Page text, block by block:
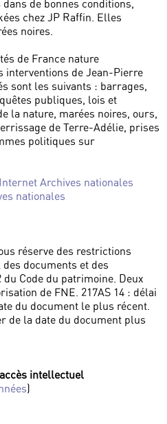
de bonnes conditions,
chez JP Raffin. Elles
noires.
de France nature
interventions de Jean-Pierre
sont les suivants : barrages,
publiques, lois et
la nature, marées noires, ours,
de Terre-Adélie, prises
politiques sur
Archives nationales
nationales
réserve des restrictions
documents et des
Code du patrimoine. Deux
de FNE. 217AS 14 : délai
du document le plus récent.
de la date du document plus
intellectuel
)